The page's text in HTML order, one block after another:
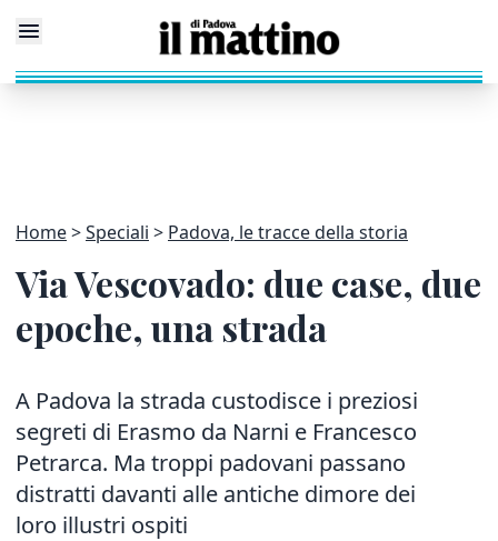
Home Speciali Padova, le tracce della storia
Via Vescovado: due case, due
epoche, una strada
A Padova la strada custodisce i preziosi
segreti di Erasmo da Narni e Francesco
Petrarca. Ma troppi padovani passano
distratti davanti alle antiche dimore dei
loro illustri ospiti